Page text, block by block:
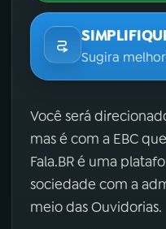
Sugira
Você será
mas é com a EBC
Fala.BR é uma
sociedade com a
meio das Ouvidorias.